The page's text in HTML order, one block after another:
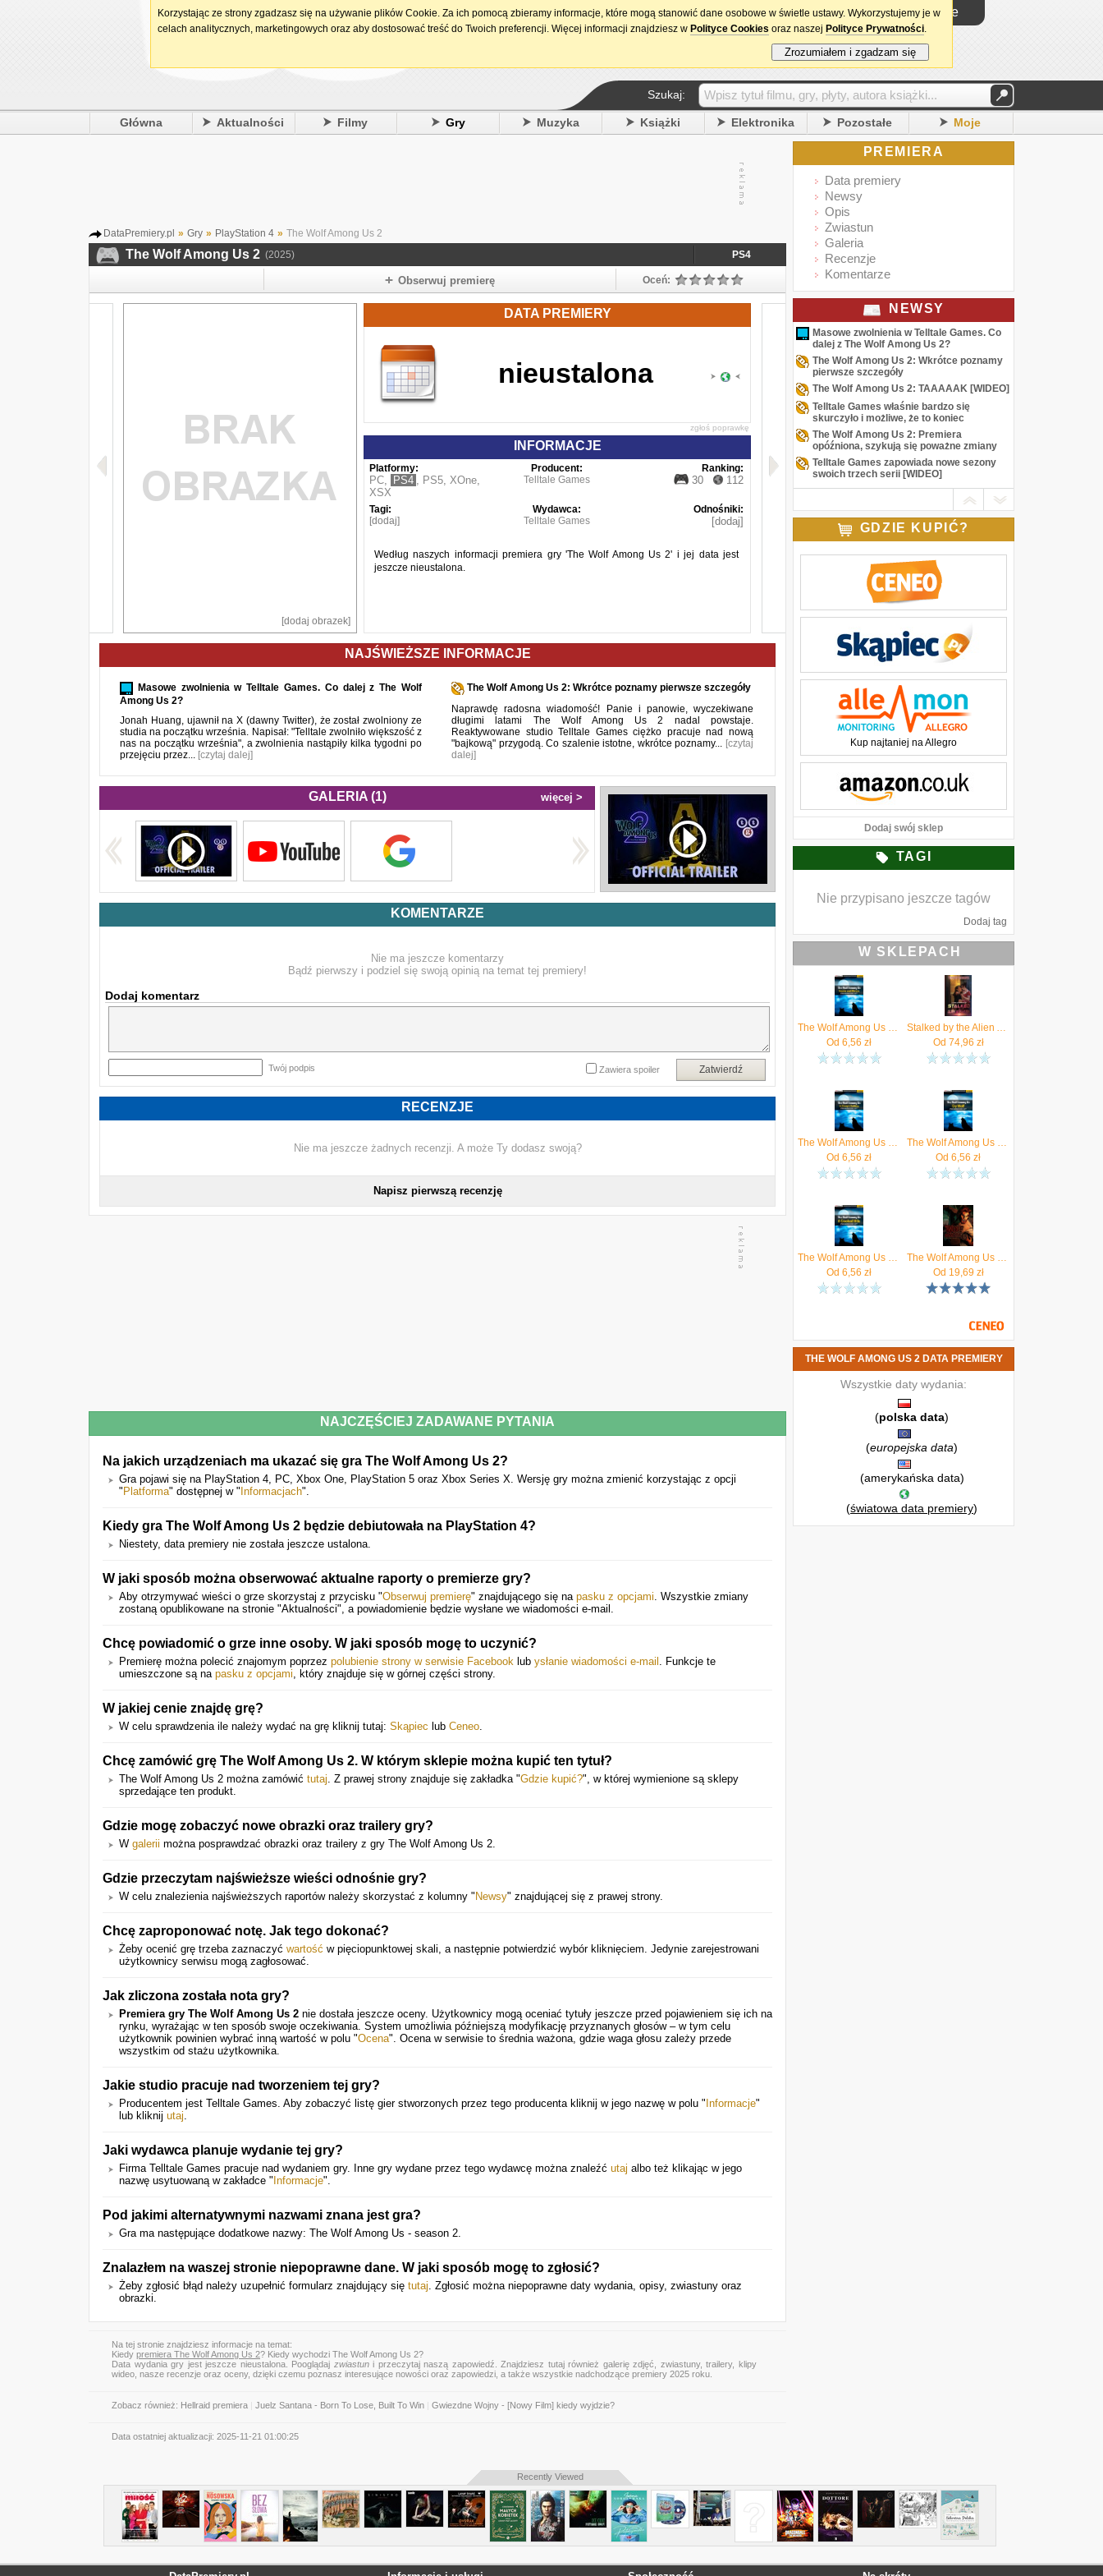
15. urodziny DataPremiery.pl Logowanie
Szukaj:
Główna Aktualności Filmy Gry Muzyka Książki Elektronika Pozostałe Moje
DataPremiery.pl » Gry » PlayStation 4 » The Wolf Among Us 2
The Wolf Among Us 2 (2025) PS4
Obserwuj premierę Oceń:
DATA PREMIERY
nieustalona
zgłoś poprawkę
INFORMACJE
Platformy:
PC, PS4 , PS5, XOne,
XSX
Producent:
Telltale Games
Ranking:
30 112
Tagi:
[dodaj]
Wydawca:
Telltale Games
Odnośniki:
[dodaj]
Według naszych informacji premiera gry 'The Wolf Among Us 2' i jej data jest
jeszcze nieustalona.
[dodaj obrazek]
NAJŚWIEŻSZE INFORMACJE
Masowe zwolnienia w Telltale Games. Co dalej z The Wolf
Among Us 2?
Jonah Huang, ujawnił na X (dawny Twitter), że został zwolniony ze
studia na początku września. Napisał: "Telltale zwolniło większość z
nas na początku września", a zwolnienia nastąpiły kilka tygodni po
przejęciu przez... [czytaj dalej]
The Wolf Among Us 2: Wkrótce poznamy pierwsze szczegóły
Naprawdę radosna wiadomość! Panie i panowie, wyczekiwane
długimi latami The Wolf Among Us 2 nadal powstaje.
Reaktywowane studio Telltale Games ciężko pracuje nad nową
"bajkową" przygodą. Co szalenie istotne, wkrótce poznamy... [czytaj
dalej]
GALERIA (1) więcej >
KOMENTARZE
Nie ma jeszcze komentarzy
Bądź pierwszy i podziel się swoją opinią na temat tej premiery!
Dodaj komentarz
Twój podpis Zatwierdź
Zawiera spoiler
RECENZJE
Nie ma jeszcze żadnych recenzji. A może Ty dodasz swoją?
Napisz pierwszą recenzję
NAJCZĘŚCIEJ ZADAWANE PYTANIA
Na jakich urządzeniach ma ukazać się gra The Wolf Among Us 2?
Gra pojawi się na PlayStation 4, PC, Xbox One, PlayStation 5 oraz Xbox Series X. Wersję gry można zmienić korzystając z opcji
" Platforma" dostępnej w " Informacjach".
Kiedy gra The Wolf Among Us 2 będzie debiutowała na PlayStation 4?
Niestety, data premiery nie została jeszcze ustalona.
W jaki sposób można obserwować aktualne raporty o premierze gry?
Aby otrzymywać wieści o grze skorzystaj z przycisku "Obserwuj premierę" znajdującego się na pasku z opcjami. Wszystkie zmiany
zostaną opublikowane na stronie "Aktualności", a powiadomienie będzie wysłane we wiadomości e-mail.
Chcę powiadomić o grze inne osoby. W jaki sposób mogę to uczynić?
Premierę można polecić znajomym poprzez polubienie strony w serwisie Facebook lub ysłanie wiadomości e-mail . Funkcje te
umieszczone są na pasku z opcjami, który znajduje się w górnej części strony.
W jakiej cenie znajdę grę?
W celu sprawdzenia ile należy wydać na grę kliknij tutaj: Skąpiec lub Ceneo.
Chcę zamówić grę The Wolf Among Us 2. W którym sklepie można kupić ten tytuł?
The Wolf Among Us 2 można zamówić tutaj. Z prawej strony znajduje się zakładka "Gdzie kupić?", w której wymienione są sklepy
sprzedające ten produkt.
Gdzie mogę zobaczyć nowe obrazki oraz trailery gry?
W galerii można posprawdzać obrazki oraz trailery z gry The Wolf Among Us 2.
Gdzie przeczytam najświeższe wieści odnośnie gry?
W celu znalezienia najświeższych raportów należy skorzystać z kolumny " Newsy" znajdującej się z prawej strony.
Chcę zaproponować notę. Jak tego dokonać?
Żeby ocenić grę trzeba zaznaczyć wartość w pięciopunktowej skali, a następnie potwierdzić wybór kliknięciem. Jedynie zarejestrowani
użytkownicy serwisu mogą zagłosować.
Jak zliczona została nota gry?
Premiera gry The Wolf Among Us 2 nie dostała jeszcze oceny. Użytkownicy mogą oceniać tytuły jeszcze przed pojawieniem się ich na
rynku, wyrażając w ten sposób swoje oczekiwania. System umożliwia późniejszą modyfikację przyznanych głosów – w tym celu
użytkownik powinien wybrać inną wartość w polu "Ocena". Ocena w serwisie to średnia ważona, gdzie waga głosu zależy przede
wszystkim od stażu użytkownika.
Jakie studio pracuje nad tworzeniem tej gry?
Producentem jest Telltale Games. Aby zobaczyć listę gier stworzonych przez tego producenta kliknij w jego nazwę w polu " Informacje"
lub kliknij utaj.
Jaki wydawca planuje wydanie tej gry?
Firma Telltale Games pracuje nad wydaniem gry. Inne gry wydane przez tego wydawcę można znaleźć utaj albo też klikając w jego
nazwę usytuowaną w zakładce " Informacje".
Pod jakimi alternatywnymi nazwami znana jest gra?
Gra ma następujące dodatkowe nazwy: The Wolf Among Us - season 2.
Znalazłem na waszej stronie niepoprawne dane. W jaki sposób mogę to zgłosić?
Żeby zgłosić błąd należy uzupełnić formularz znajdujący się tutaj. Zgłosić można niepoprawne daty wydania, opisy, zwiastuny oraz
obrazki.
Na tej stronie znajdziesz informacje na temat:
Kiedy premiera The Wolf Among Us 2? Kiedy wychodzi The Wolf Among Us 2?
Data wydania gry jest jeszcze nieustalona. Pooglądaj zwiastuni przeczytaj naszą zapowiedź. Znajdziesz tutaj również galerię zdjęć, zwiastuny, trailery, klipy
wideo, nasze recenzje oraz oceny, dzięki czemu poznasz interesujące nowości oraz zapowiedzi, a także wszystkie nadchodzące premiery 2025 roku.
Zobacz również: Hellraid premiera Juelz Santana - Born To Lose, Built To Win Gwiezdne Wojny - [Nowy Film] kiedy wyjdzie?
Data ostatniej aktualizacji: 2025-11-21 01:00:25
PREMIERA
Data premiery
Newsy
Opis
Zwiastun
Galeria
Recenzje
Komentarze
NEWSY
Masowe zwolnienia w Telltale Games. Co
dalej z The Wolf Among Us 2?
The Wolf Among Us 2: Wkrótce poznamy
pierwsze szczegóły
The Wolf Among Us 2: TAAAAAK [WIDEO]
Telltale Games właśnie bardzo się
skurczyło i możliwe, że to koniec
The Wolf Among Us 2: Premiera
opóźniona, szykują się poważne zmiany
Telltale Games zapowiada nowe sezony
swoich trzech serii [WIDEO]
GDZIE KUPIĆ?
Kup najtaniej na Allegro
Dodaj swój sklep
TAGI
Nie przypisano jeszcze tagów
Dodaj tag
W SKLEPACH
The Wolf Among Us - Smoke and Mirrors - poradnik do gry (EPUB)
Od 6,56 zł
Stalked by the Alien Assassin (Alien Among Us #2)
Od 74,96 zł
The Wolf Among Us - In Sheep's Clothing - poradnik do gry - Jacek "Ramzes" Winkler
Od 6,56 zł
The Wolf Among Us - Cry Wolf - poradnik do gry - Jacek "Ramzes" Winkler
Od 6,56 zł
The Wolf Among Us - A Crooked Mile - poradnik do gry (PDF)
Od 6,56 zł
The Wolf Among Us (Digital)
Od 19,69 zł
THE WOLF AMONG US 2 DATA PREMIERY
Wszystkie daty wydania:
(polska data)
(europejska data)
(amerykańska data)
(światowa data premiery)
Recently Viewed
Korzystając ze strony zgadzasz się na używanie plików Cookie. Za ich pomocą zbieramy informacje, które mogą stanowić dane osobowe w świetle ustawy. Wykorzystujemy je w
celach analitycznych, marketingowych oraz aby dostosować treść do Twoich preferencji. Więcej informacji znajdziesz w Polityce Cookies oraz naszej Polityce Prywatności.
Zrozumiałem i zgadzam się